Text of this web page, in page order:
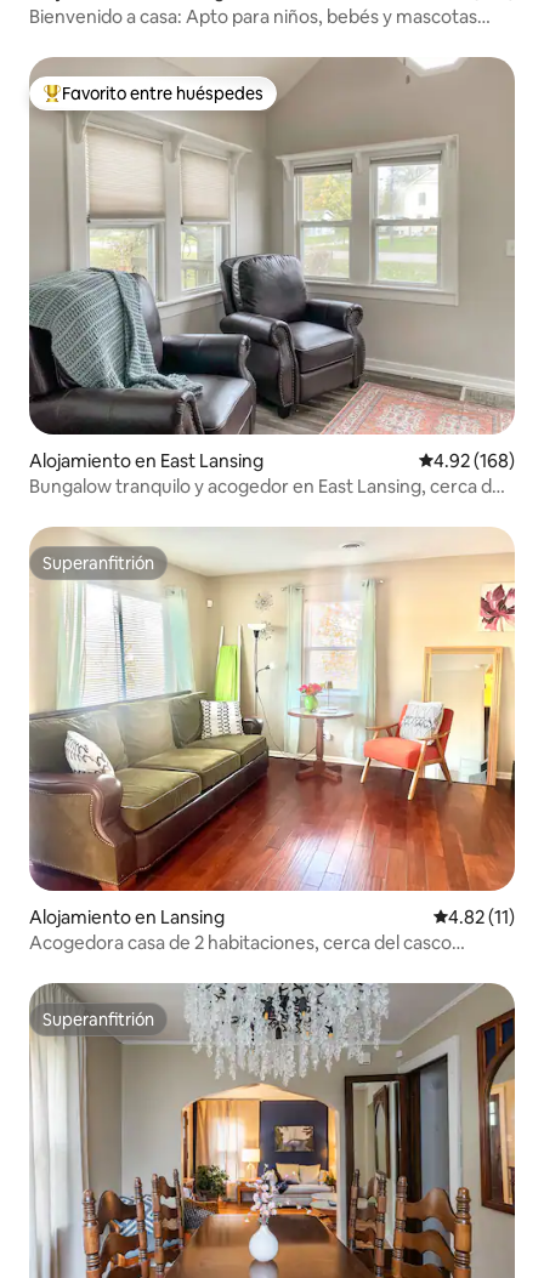
Bienvenido a casa: Apto para niños, bebés y mascotas
Favorito entre huéspedes preferido
Favorito entre huéspedes
Alojamiento en East Lansing Calificación
4.92 (168)
Bungalow tranquilo y acogedor en East Lansing, cerca de
Superanfitrión
Superanfitrión
Alojamiento en Lansing Calificación
4.82 (11)
Acogedora casa de 2 habitaciones, cerca del casco
Superanfitrión
Superanfitrión